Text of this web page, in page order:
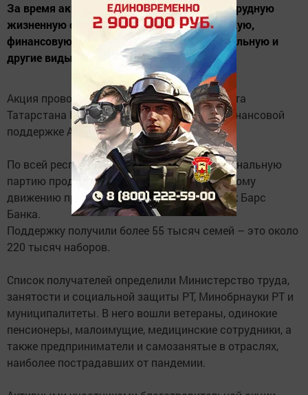
За время акции татарстанцы, попавшие в трудную
жизненную ситуацию, получили волонтёрскую,
финансовую, информационную, образовательную и
другие виды помощи.
Акция проводится по инициативе Президента
Татарстана Рустама Минниханова и при финансовой
поддержке Ак Барс Банка.
По всей республике волонтеры развозят финальную
партию продуктовых наборов.К волонтерскому
движению присоединились и сотрудники Ак Барс
Банка.
Поддержку получили более 55 тысяч семей – это около
220 тысяч наборов.
Список получателей определили Министерство труда,
занятости и социальной защиты РТ, Минобрнауки РТ и
муниципалитеты. В него вошли ветераны, одинокие
пенсионеры, малоимущие, медицинские сотрудники, а
также предприниматели и самозанятые в отраслях,
наиболее пострадавших от пандемии.